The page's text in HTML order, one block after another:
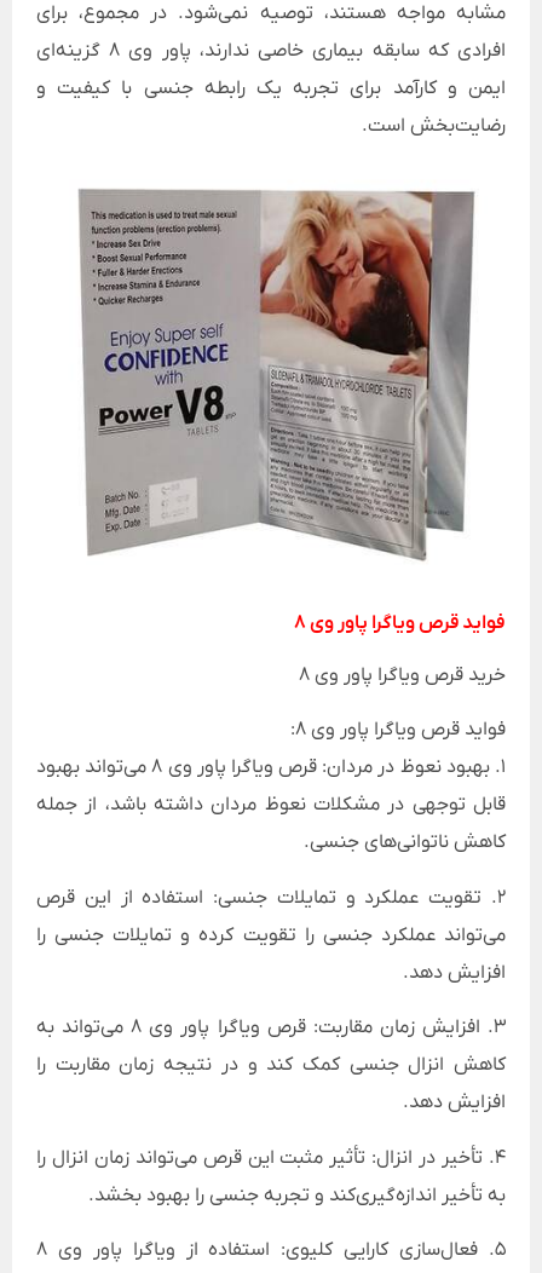
مشابه مواجه هستند، توصیه نمی‌شود. در مجموع، برای
افرادی که سابقه بیماری خاصی ندارند، پاور وی 8 گزینه‌ای
ایمن و کارآمد برای تجربه یک رابطه جنسی با کیفیت و
رضایت‌بخش است.
فواید قرص ویاگرا پاور وی 8
خرید قرص ویاگرا پاور وی 8
فواید قرص ویاگرا پاور وی 8:
1. بهبود نعوظ در مردان: قرص ویاگرا پاور وی 8 می‌تواند بهبود
قابل توجهی در مشکلات نعوظ مردان داشته باشد، از جمله
کاهش ناتوانی‌های جنسی.
2. تقویت عملکرد و تمایلات جنسی: استفاده از این قرص
می‌تواند عملکرد جنسی را تقویت کرده و تمایلات جنسی را
افزایش دهد.
3. افزایش زمان مقاربت: قرص ویاگرا پاور وی 8 می‌تواند به
کاهش انزال جنسی کمک کند و در نتیجه زمان مقاربت را
افزایش دهد.
4. تأخیر در انزال: تأثیر مثبت این قرص می‌تواند زمان انزال را
به تأخیر اندازه‌گیری‌کند و تجربه جنسی را بهبود بخشد.
5. فعال‌سازی کارایی کلیوی: استفاده از ویاگرا پاور وی 8